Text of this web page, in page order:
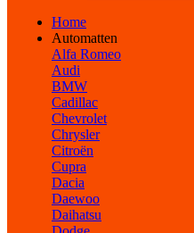
Home
Automatten
Alfa Romeo
Audi
BMW
Cadillac
Chevrolet
Chrysler
Citroën
Cupra
Dacia
Daewoo
Daihatsu